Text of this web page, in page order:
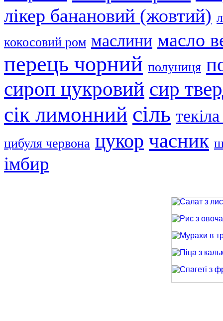
лікер банановий (жовтий)
кокосовий ром маслини масло
перець чорний полуниця
сироп цукровий сир
сік лимонний сіль
цибуля червона цукор часник
імбир